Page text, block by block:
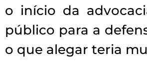
o início da
público para a
o que alegar teria